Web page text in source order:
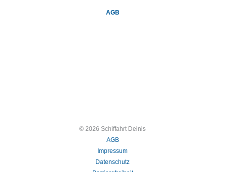
AGB
© 2026 Schiffahrt Deinis
AGB
Impressum
Datenschutz